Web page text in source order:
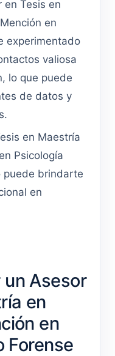
en Tesis en
en
experimentado
valiosa
lo que puede
de datos y
en Maestría
Psicología
puede brindarte
en
un Asesor
en
en
Forense